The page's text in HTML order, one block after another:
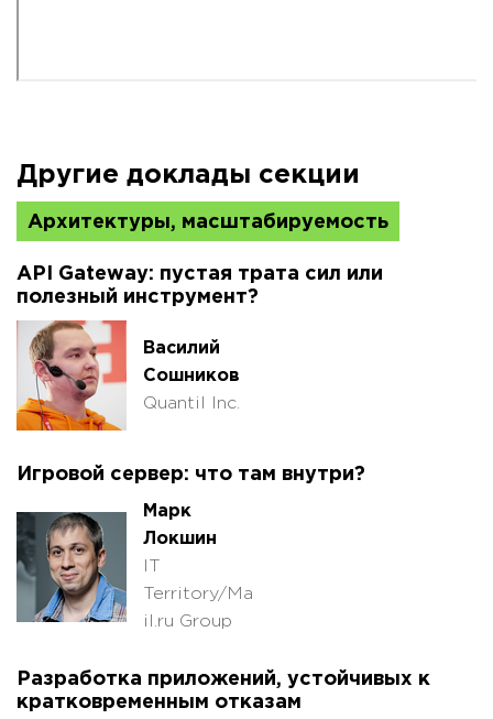
Другие доклады секции
Архитектуры, масштабируемость
API Gateway: пустая трата сил или
полезный инструмент?
Василий
Сошников
Quantil Inc.
Игровой сервер: что там внутри?
Марк
Локшин
Territory/Ma
il.ru Group
Разработка приложений, устойчивых к
кратковременным отказам